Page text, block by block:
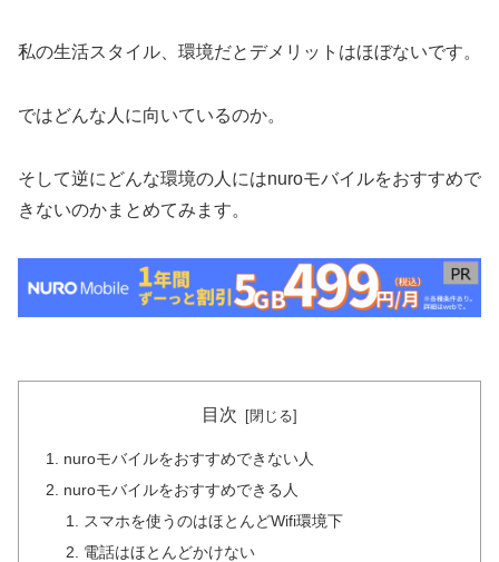
私の生活スタイル、環境だとデメリットはほぼないです。
ではどんな人に向いているのか。
そして逆にどんな環境の人にはnuroモバイルをおすすめで
きないのかまとめてみます。
目次
nuroモバイルをおすすめできない人
nuroモバイルをおすすめできる人
スマホを使うのはほとんどWifi環境下
電話はほとんどかけない